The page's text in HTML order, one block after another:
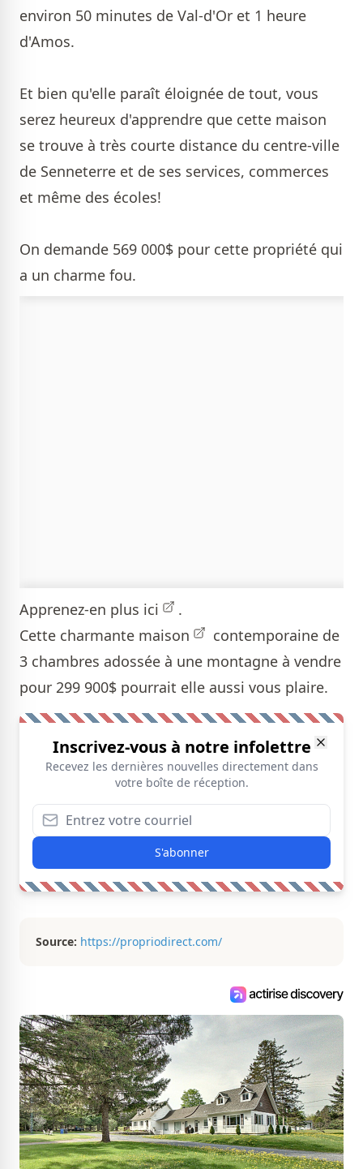
environ 50 minutes de Val-d'Or et 1 heure
d'Amos.
Et bien qu'elle paraît éloignée de tout, vous
serez heureux d'apprendre que cette maison
se trouve à très courte distance du centre-ville
de Senneterre et de ses services, commerces
et même des écoles!
On demande 569 000$ pour cette propriété qui
a un charme fou.
Apprenez-en plus ici
.
Cette charmante maison
contemporaine de
3 chambres adossée à une montagne à vendre
pour 299 900$ pourrait elle aussi vous plaire.
Inscrivez-vous à notre infolettre
Recevez les dernières nouvelles directement dans
votre boîte de réception.
S'abonner
Source: https://propriodirect.com/